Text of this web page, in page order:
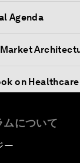
Agenda
on Healthcare
について
ー